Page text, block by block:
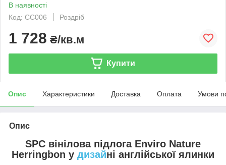
В наявності
Код: CC006
Роздріб
1 728 ₴/кв.м
Купити
Опис Характеристики Доставка Оплата Умови
Опис
SPC вінілова підлога Enviro Nature
Herringbon у дизайні англійської ялинки